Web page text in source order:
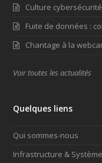
Culture
Fuite de données :
Chantage à la
Voir toutes les actualités
Quelques liens
Qui sommes-nous
Infrastructure &